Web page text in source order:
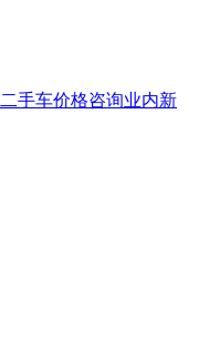
二手车价格咨询业内新